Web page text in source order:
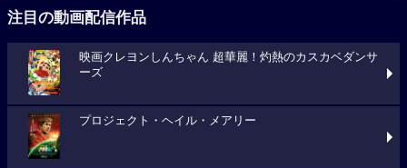
注目の動画配信作品
映画クレヨンしんちゃん 超華麗！灼熱のカスカベダンサ
ーズ
プロジェクト・ヘイル・メアリー